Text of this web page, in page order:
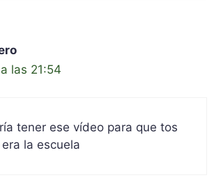
las 21:54
tener ese vídeo para que tos
la escuela